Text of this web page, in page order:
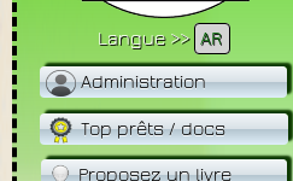
Langue >> AR
Administration
Top prêts / docs
Proposez un livre